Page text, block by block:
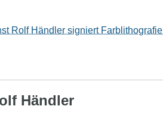
Rolf Händler signiert
Händler